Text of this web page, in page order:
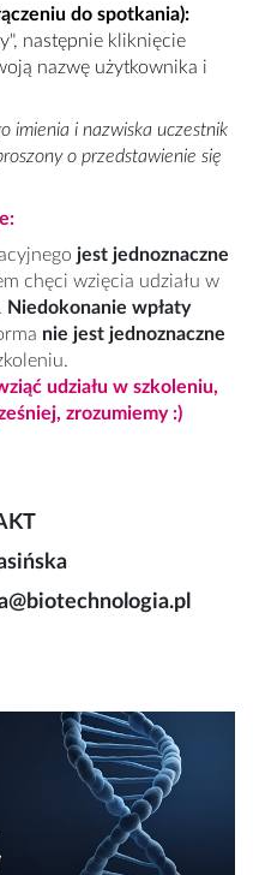
do spotkania):
następnie kliknięcie
nazwę użytkownika i
imienia i nazwiska uczestnik
o przedstawienie się
jest jednoznaczne
chęci wzięcia udziału w
Niedokonanie wpłaty
nie jest jednoznaczne
udziału w szkoleniu,
zrozumiemy :)